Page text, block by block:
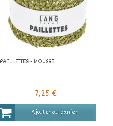
PAILLETTES - MOUSSE
7,25 €
Ajouter au panier